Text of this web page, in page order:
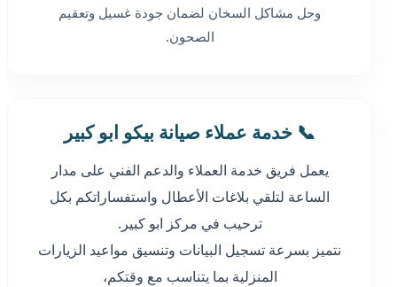
وحل مشاكل السخان لضمان جودة غسيل وتعقيم
الصحون.
📞 خدمة عملاء صيانة بيكو ابو كبير
يعمل فريق خدمة العملاء والدعم الفني على مدار
الساعة لتلقي بلاغات الأعطال واستفساراتكم بكل
ترحيب في مركز ابو كبير.
نتميز بسرعة تسجيل البيانات وتنسيق مواعيد الزيارات
المنزلية بما يتناسب مع وقتكم،